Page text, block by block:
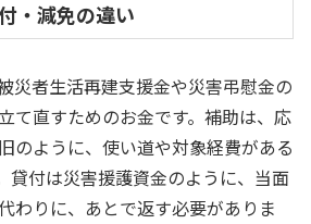
・減免の違い
災者生活再建支援金や災害弔慰金の
て直すためのお金です。補助は、応
のように、使い道や対象経費がある
貸付は災害援護資金のように、当面
わりに、あとで返す必要がありま